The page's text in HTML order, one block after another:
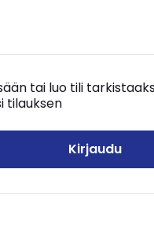
tai luo tili
tilauksen
Kirjaudu